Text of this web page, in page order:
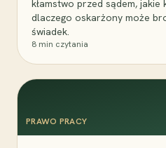
kłamstwo przed sądem,
dlaczego oskarżony może
świadek.
8 min czytania
PRAWO PRACY